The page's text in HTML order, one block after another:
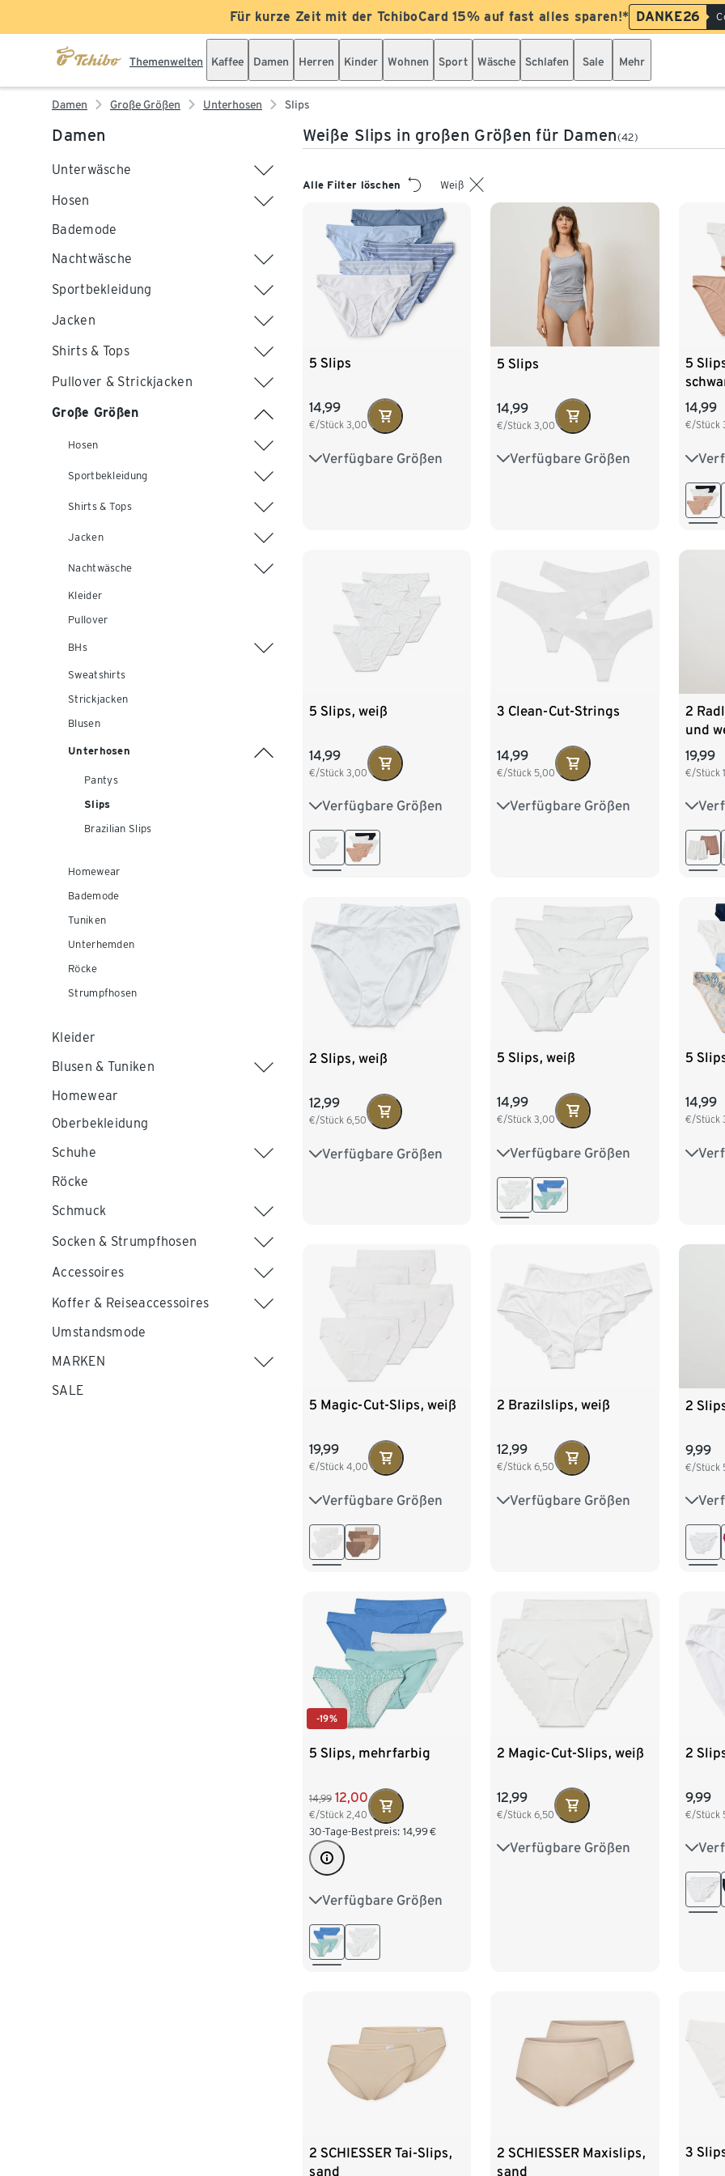
Für kurze Zeit mit der TchiboCard 15% auf fast alles sparen!* DANKE26
Themenwelten Kaffee Damen Herren Kinder Wohnen Sport Wäsche Schlafen Sale Mehr
Damen Große Größen Unterhosen Slips
Damen
Unterwäsche
Hosen
Bademode
Nachtwäsche
Sportbekleidung
Jacken
Shirts & Tops
Pullover & Strickjacken
Große Größen
Hosen
Sportbekleidung
Shirts & Tops
Jacken
Nachtwäsche
Kleider
Pullover
BHs
Sweatshirts
Strickjacken
Blusen
Unterhosen
Pantys
Slips
Brazilian Slips
Homewear
Bademode
Tuniken
Unterhemden
Röcke
Strumpfhosen
Kleider
Blusen & Tuniken
Homewear
Oberbekleidung
Schuhe
Röcke
Schmuck
Socken & Strumpfhosen
Accessoires
Koffer & Reiseaccessoires
Umstandsmode
MARKEN
SALE
Weiße Slips in großen Größen für Damen(42)
Alle Filter löschen Weiß
5 Slips
14,99
€/Stück 3,00
Verfügbare Größen
S 36/38 M 40/42
5 Slips
14,99
€/Stück3,00
Verfügbare Größen
S 36/38 M 40/42
5
14,99
€/Stück
S 36/
L 44/
5 Slips, weiß
14,99
€/Stück 3,00
Verfügbare Größen
S 36/38 M 40/42
L 44/46
3 Clean-Cut-Strings
14,99
€/Stück 5,00
Verfügbare Größen
XS 32/34 S 36/38
2
und
19,99
€/Stück
S 36/
L
2 Slips, weiß
12,99
€/Stück 6,50
Verfügbare Größen
S 36/38 M 40/42
5 Slips, weiß
14,99
€/Stück3,00
Verfügbare Größen
S 36/38 M 40/42
L 44/46
5
14,99
€/Stück
S 36/
5 Magic-Cut-Slips, weiß
19,99
€/Stück 4,00
Verfügbare Größen
XS 32/34 S 36/38
M 40/42
2 Brazilslips, weiß
12,99
€/Stück6,50
Verfügbare Größen
S 36/38 M 40/42
2
9,99
€/Stück
S 36/
L
-19%
5 Slips, mehrfarbig
14,99 12,00
€/Stück 2,40
30-Tage-Bestpreis: 14,99€
Verfügbare Größen
S 36/38 M 40/42
L 44/46
2 Magic-Cut-Slips, weiß
12,99
€/Stück6,50
Verfügbare Größen
XS 32/34 S 36/38
2
9,99
€/Stück
S 36/
L
2 SCHIESSER Tai-Slips,
sand
2 SCHIESSER Maxislips,
sand
3